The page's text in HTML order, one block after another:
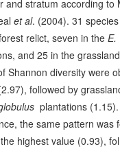
and stratum according to
et al. (2004). 31
relict, seven in the E.
and 25 in the
Shannon diversity were
followed by
plantations
the same pattern was
highest value (0.93),